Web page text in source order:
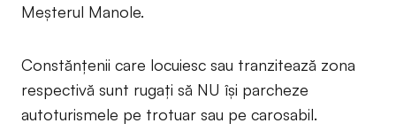
Meșterul Manole.
Constănțenii care locuiesc sau tranzitează zona
respectivă sunt rugați să NU își parcheze
autoturismele pe trotuar sau pe carosabil.